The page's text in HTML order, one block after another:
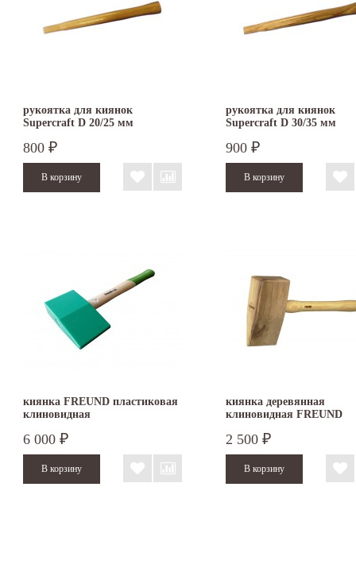
рукоятка для киянок
Supercraft D 20/25 мм
800 ₽
рукоятка для киянок
Supercraft D 30/35 мм
900 ₽
киянка FREUND пластиковая
клиновидная
6 000 ₽
киянка деревянная
клиновидная FREUND
2 500 ₽